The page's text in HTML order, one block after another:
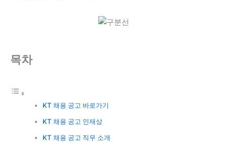
목차
KT 채용 공고 바로가기
KT 채용 공고 인재상
KT 채용 공고 직무 소개